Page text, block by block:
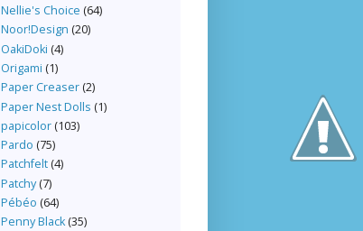
Nellie's Choice (64)
Noor!Design (20)
OakiDoki (4)
Origami (1)
Paper Creaser (2)
Paper Nest Dolls (1)
papicolor (103)
Pardo (75)
Patchfelt (4)
Patchy (7)
Pébéo (64)
Penny Black (35)